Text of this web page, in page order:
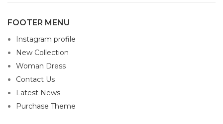
FOOTER MENU
Instagram profile
New Collection
Woman Dress
Contact Us
Latest News
Purchase Theme